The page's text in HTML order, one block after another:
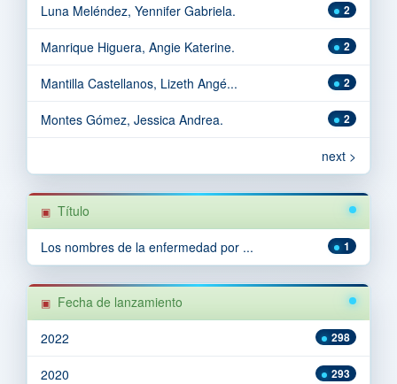
2
Luna Meléndez, Yennifer Gabriela.
2
Manrique Higuera, Angie Katerine.
2
Mantilla Castellanos, Lizeth Angé...
2
Montes Gómez, Jessica Andrea.
next >
Título
1
Los nombres de la enfermedad por ...
Fecha de lanzamiento
298
2022
293
2020